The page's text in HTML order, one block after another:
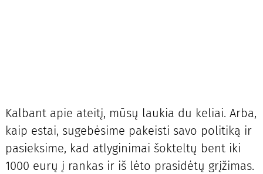
Kalbant apie ateitį, mūsų laukia du keliai. Arba,
kaip estai, sugebėsime pakeisti savo politiką ir
pasieksime, kad atlyginimai šokteltų bent iki
1000 eurų į rankas ir iš lėto prasidėtų grįžimas.